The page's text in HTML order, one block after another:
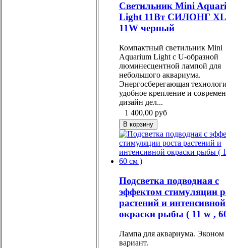
Светильник Mini
Light 11Вт СИЛОНГ
11W черный
Компактный светильник Mini
Aquarium Light с U-образной
люминесцентной лампой для
небольшого аквариума.
Энергосберегающая
удобное крепление и
дизайн дел...
1 400,00 руб
Подсветка подводная с
эффектом стимуляции
растений и интенсивной
окраски рыбы ( 11 w ,
Лампа для аквариума. Эконом
вариант.